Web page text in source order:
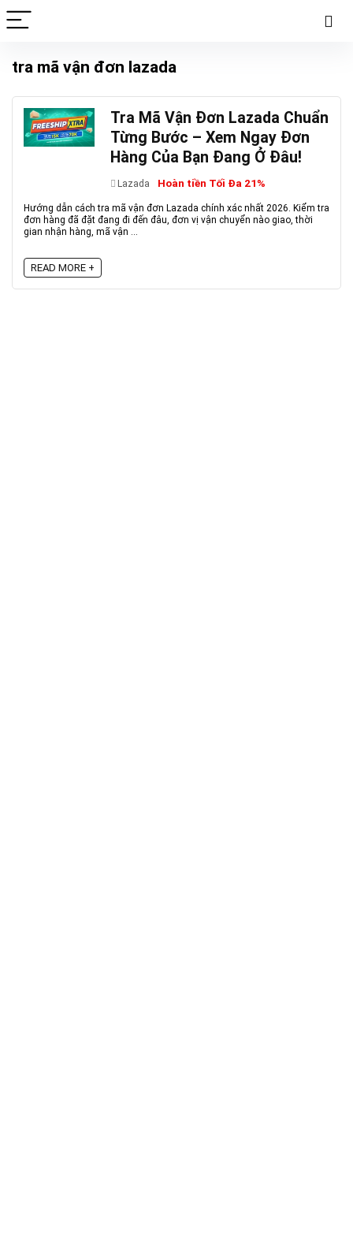
tra mã vận đơn lazada
Tra Mã Vận Đơn Lazada Chuẩn
Từng Bước – Xem Ngay Đơn
Hàng Của Bạn Đang Ở Đâu!
Lazada Hoàn tiền Tối Đa 21%
Hướng dẫn cách tra mã vận đơn Lazada chính xác nhất 2026. Kiểm tra
đơn hàng đã đặt đang đi đến đâu, đơn vị vận chuyển nào giao, thời
gian nhận hàng, mã vận ...
READ MORE +